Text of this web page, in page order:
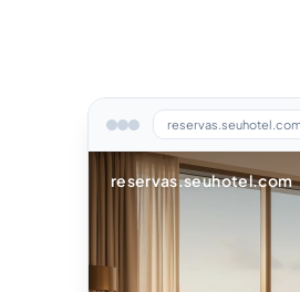
reservas.seuhotel.com